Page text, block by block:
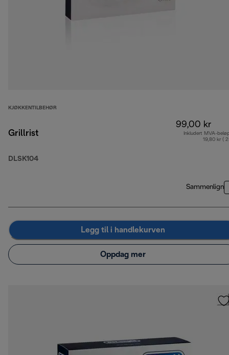
KJØKKENTILBEHØR
Grillrist
DLSK104
99,00 kr
Inkludert MVA-
19,80 kr (
Sammenlign
Legg til i handlekurven
Oppdag mer